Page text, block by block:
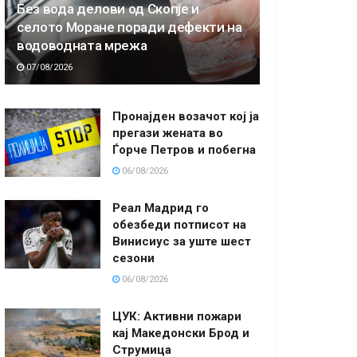
Без вода делови од Скопје и
селото Моране поради дефекти на
водоводната мрежа
07/08/2026
Пронајден возачот кој ја
прегази жената во
Ѓорче Петров и побегна
06/08/2026
Реал Мадрид го
обезбеди потписот на
Винисиус за уште шест
сезони
06/08/2026
ЦУК: Активни пожари
кај Македонски Брод и
Струмица